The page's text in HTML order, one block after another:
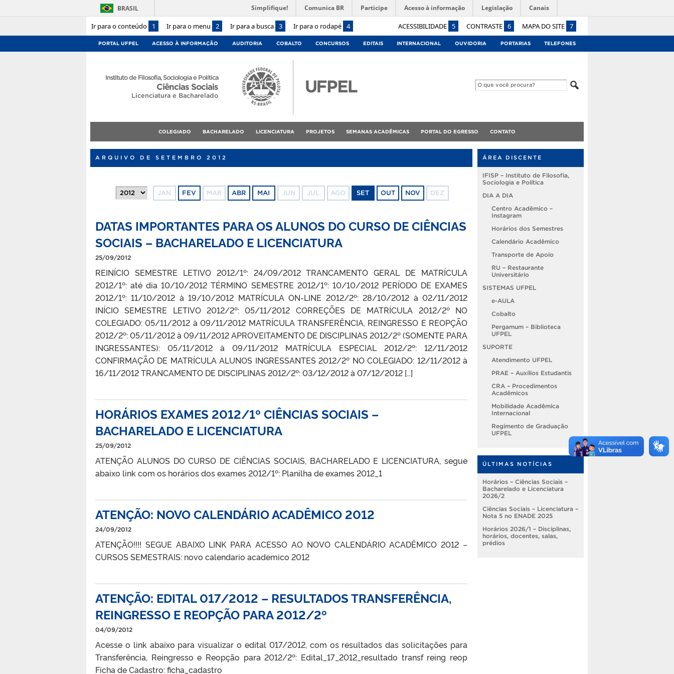
Ir para o conteúdo 1 Ir para o menu 2 Ir para a busca 3 Ir para o rodapé 4 ACESSIBILIDADE 5 CONTRASTE 6 MAPA DO SITE 7
BRASIL Simplifique! Comunica BR Participe Acesso à informação Legislação Canais
PORTAL UFPEL ACESSO À INFORMAÇÃO AUDITORIA COBALTO CONCURSOS EDITAIS INTERNACIONAL OUVIDORIA PORTARIAS TELEFONES
Instituto de Filosofia, Sociologia e Política
Ciências Sociais
Licenciatura e Bacharelado
COLEGIADO BACHARELADO LICENCIATURA PROJETOS SEMANAS ACADÊMICAS PORTAL DO EGRESSO CONTATO
ARQUIVO DE SETEMBRO 2012
JAN FEV MAR ABR MAI JUN JUL AGO SET OUT NOV DEZ
DATAS IMPORTANTES PARA OS ALUNOS DO CURSO DE CIÊNCIAS
SOCIAIS – BACHARELADO E LICENCIATURA
25/09/2012
REINÍCIO SEMESTRE LETIVO 2012/1º: 24/09/2012 TRANCAMENTO GERAL DE MATRÍCULA
2012/1º: até dia 10/10/2012 TÉRMINO SEMESTRE 2012/1º: 10/10/2012 PERÍODO DE EXAMES
2012/1º: 11/10/2012 à 19/10/2012 MATRÍCULA ON-LINE 2012/2º: 28/10/2012 à 02/11/2012
INÍCIO SEMESTRE LETIVO 2012/2º: 05/11/2012 CORREÇÕES DE MATRÍCULA 2012/2º NO
COLEGIADO: 05/11/2012 à 09/11/2012 MATRÍCULA TRANSFERÊNCIA, REINGRESSO E REOPÇÃO
2012/2º: 05/11/2012 à 09/11/2012 APROVEITAMENTO DE DISCIPLINAS 2012/2º (SOMENTE PARA
INGRESSANTES): 05/11/2012 à 09/11/2012 MATRÍCULA ESPECIAL 2012/2º: 12/11/2012
CONFIRMAÇÃO DE MATRÍCULA ALUNOS INGRESSANTES 2012/2º NO COLEGIADO: 12/11/2012 à
16/11/2012 TRANCAMENTO DE DISCIPLINAS 2012/2º: 03/12/2012 à 07/12/2012 […]
HORÁRIOS EXAMES 2012/1º CIÊNCIAS SOCIAIS –
BACHARELADO E LICENCIATURA
25/09/2012
ATENÇÃO ALUNOS DO CURSO DE CIÊNCIAS SOCIAIS, BACHARELADO E LICENCIATURA, segue
abaixo link com os horários dos exames 2012/1º: Planilha de exames 2012_1
ATENÇÃO: NOVO CALENDÁRIO ACADÊMICO 2012
24/09/2012
ATENÇÃO!!!! SEGUE ABAIXO LINK PARA ACESSO AO NOVO CALENDÁRIO ACADÊMICO 2012 –
CURSOS SEMESTRAIS: novo calendario academico 2012
ATENÇÃO: EDITAL 017/2012 – RESULTADOS TRANSFERÊNCIA,
REINGRESSO E REOPÇÃO PARA 2012/2º
04/09/2012
Acesse o link abaixo para visualizar o edital 017/2012, com os resultados das solicitações para
Transferência, Reingresso e Reopção para 2012/2º: Edital_17_2012_resultado transf reing reop
Ficha de Cadastro: ficha_cadastro
ÁREA DISCENTE
IFISP – Instituto de Filosofia,
Sociologia e Política
DIA A DIA
Centro Acadêmico –
Instagram
Horários dos Semestres
Calendário Acadêmico
Transporte de Apoio
RU – Restaurante
Universitário
SISTEMAS UFPEL
e-AULA
Cobalto
Pergamum – Biblioteca
UFPEL
SUPORTE
Atendimento UFPEL
PRAE – Auxílios Estudantis
CRA – Procedimentos
Acadêmicos
Mobilidade Acadêmica
Internacional
Regimento de Graduação
UFPEL
ÚLTIMAS NOTÍCIAS
Horários – Ciências Sociais –
Bacharelado e Licenciatura
2026/2
Ciências Sociais – Licenciatura –
Nota 5 no ENADE 2025
Horários 2026/1 – Disciplinas,
horários, docentes, salas,
prédios